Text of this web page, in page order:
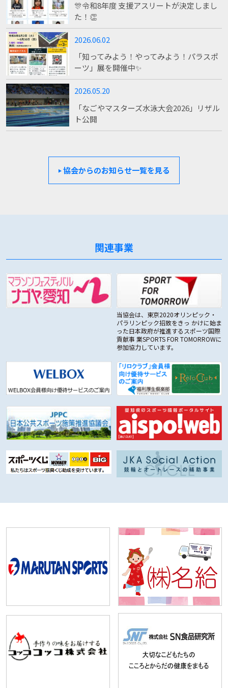
🎊令和8年度 支援アスリートが決定しまし
た！👏
2026.06.02
「知ってみよう！やってみよう！パラスポ
ーツ」展を開催中✨
2026.05.20
「なごやマスターズ水泳大会2026」リザル
ト公開
協会からのお知らせ一覧を見る
関連事業
当協会は、東京2020オリンピック・
パラリンピック招致をきっ かけに始ま
った日本政府が推進するスポーツ国際
貢献事 業SPORTS FOR TOMORROWに
参加協力しています。